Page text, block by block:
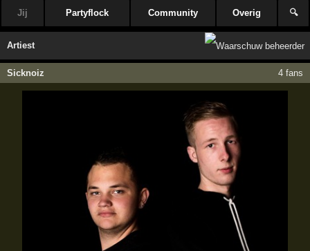
Jij Partyflock Community Overig 🔍
Artiest
Sicknoiz 4 fans